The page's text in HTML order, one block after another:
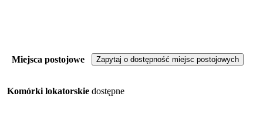
Miejsca postojowe Zapytaj o dostępność miejsc postojowych
Komórki lokatorskie dostępne